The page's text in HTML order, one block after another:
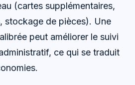
(cartes supplémentaires,
stockage de pièces). Une
peut améliorer le suivi
ce qui se traduit